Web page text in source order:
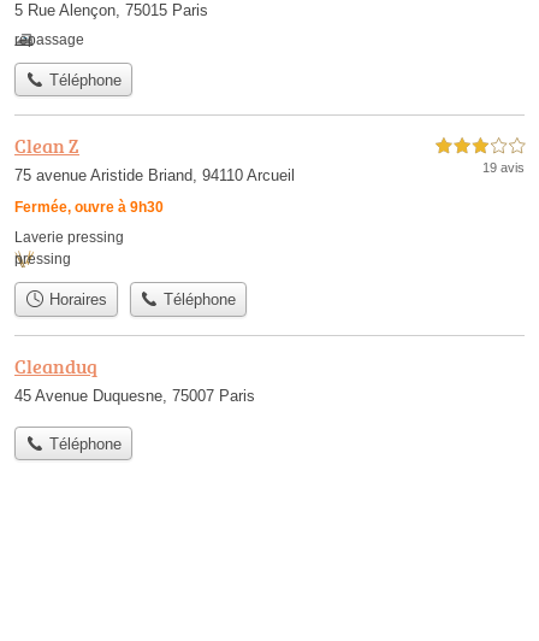
5 Rue Alençon, 75015 Paris
repassage
Téléphone
Clean Z
75 avenue Aristide Briand, 94110 Arcueil
Fermée, ouvre à 9h30
3,0 étoiles sur 5
19 avis
Laverie pressing
pressing
Horaires Téléphone
Cleanduq
45 Avenue Duquesne, 75007 Paris
Téléphone